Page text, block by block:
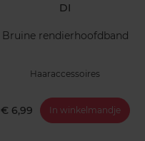
DI
Bruine rendierhoofdband
Haaraccessoires
€ 6,99 In winkelmandje